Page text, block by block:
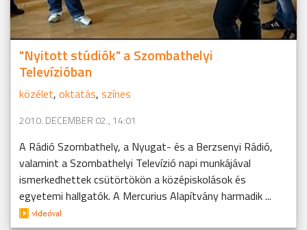
"Nyitott stúdiók" a Szombathelyi
Televízióban
közélet, oktatás, színes
2010. DECEMBER 02., 14:01
A Rádió Szombathely, a Nyugat- és a Berzsenyi Rádió,
valamint a Szombathelyi Televízió napi munkájával
ismerkedhettek csütörtökön a középiskolások és
egyetemi hallgatók. A Mercurius Alapítvány harmadik ...